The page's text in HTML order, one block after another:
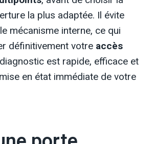
la plus adaptée. Il évite
mécanisme interne, ce qui
définitivement votre accès
est rapide, efficace et
en état immédiate de votre